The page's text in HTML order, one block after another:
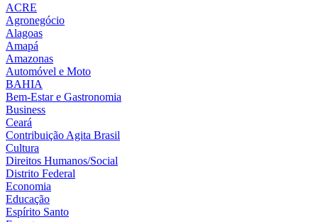
ACRE
Agronegócio
Alagoas
Amapá
Amazonas
Automóvel e Moto
BAHIA
Bem-Estar e Gastronomia
Business
Ceará
Contribuição Agita Brasil
Cultura
Direitos Humanos/Social
Distrito Federal
Economia
Educação
Espírito Santo